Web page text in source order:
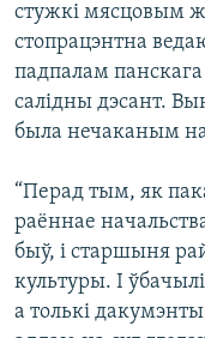
стужкі мясцовым
стопрацэнтна
падпалам
салідны дэсант.
была нечаканым
“Перад тым, як
раённае
быў, і старшыня
культуры. І
а толькі